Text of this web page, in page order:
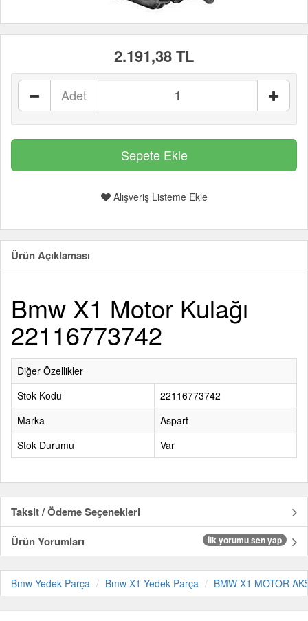
2.191,38 TL
Adet
Alışveriş Listeme Ekle
Ürün Açıklaması
Bmw X1 Motor Kulağı
22116773742
Diğer Özellikler
Stok Kodu
22116773742
Marka
Aspart
Stok Durumu
Var
Taksit / Ödeme Seçenekleri
Ürün Yorumları
İlk yorumu sen yap
Bmw Yedek Parça Bmw X1 Yedek Parça BMW X1 MOTOR